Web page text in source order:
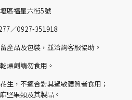
區福星六街5號
／0927-351918
產品及包裝，並洽詢客服協助。
燥劑請勿食用。
生，不適合對其過敏體質者食用；
堅果類及其製品。